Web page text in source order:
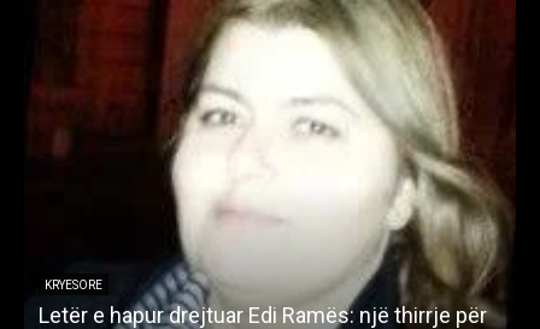
KRYESORE
Letër e hapur drejtuar Edi Ramës: një thirrje për